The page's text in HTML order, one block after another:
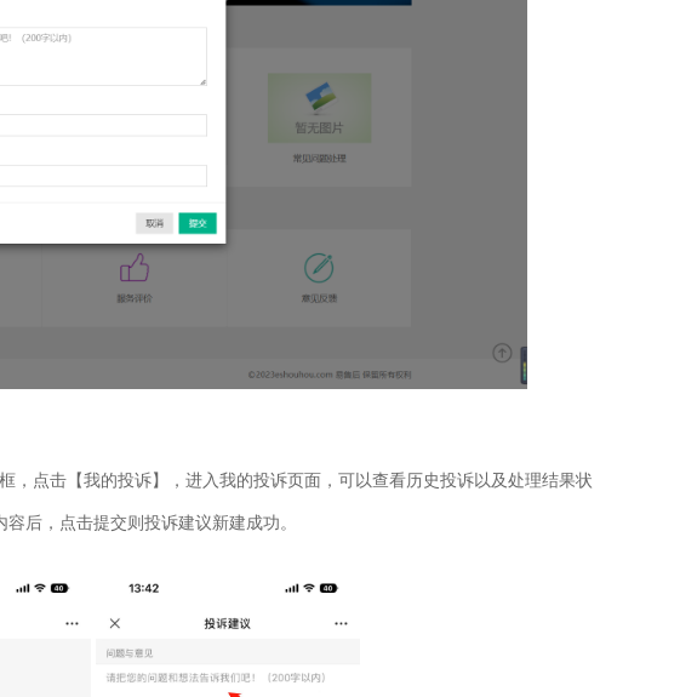
，点击【我的投诉】，进入我的投诉页面，可以查看历史投诉以及处理结果状
后，点击提交则投诉建议新建成功。